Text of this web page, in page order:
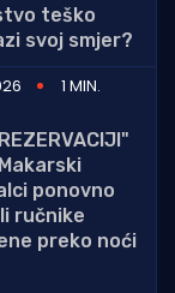
teško
svoj smjer?
1 MIN.
ponovno
ručnike
preko noći